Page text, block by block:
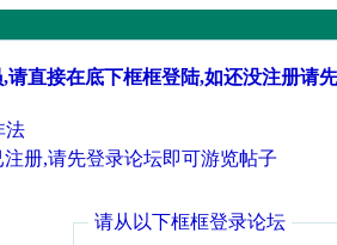
请直接在底下框框登陆,如还没注册请
法
册,请先登录论坛即可游览帖子
请从以下框框登录论坛